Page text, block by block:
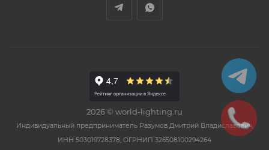
2026 © world-lighting.ru
Индивидуальный предприниматель Разумов Дмитрий Владиславович,
ИНН 503019728378, ОГРНИП 326508100294264